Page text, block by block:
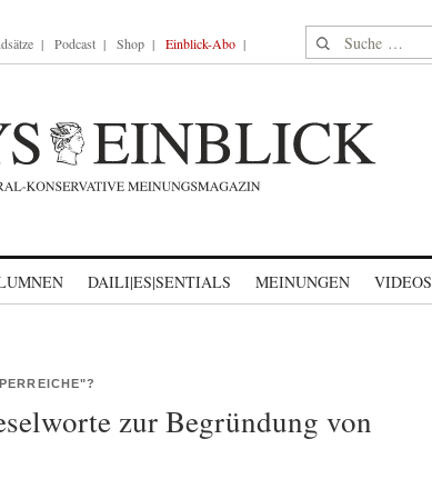
Podcast Shop Einblick-Abo Suche nach:
DAILI|ES|SENTIALS MEINUNGEN VIDEOS
zur Begründung von